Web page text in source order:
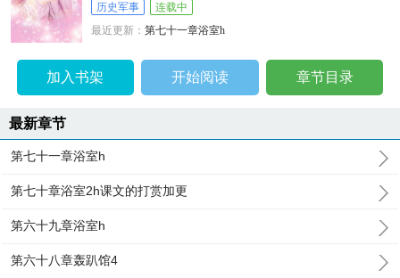
历史军事
连载中
最近更新：第七十一章浴室h
加入书架 开始阅读 章节目录
最新章节
第七十一章浴室h
第七十章浴室2h课文的打赏加更
第六十九章浴室h
第六十八章轰趴馆4